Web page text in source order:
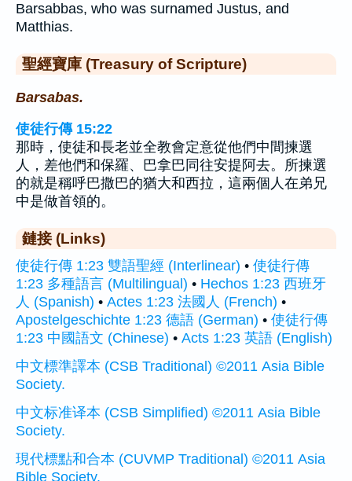
Barsabbas, who was surnamed Justus, and
Matthias.
聖經寶庫 (Treasury of Scripture)
Barsabas.
使徒行傳 15:22
那時，使徒和長老並全教會定意從他們中間揀選
人，差他們和保羅、巴拿巴同往安提阿去。所揀選
的就是稱呼巴撒巴的猶大和西拉，這兩個人在弟兄
中是做首領的。
鏈接 (Links)
使徒行傳 1:23 雙語聖經 (Interlinear) • 使徒行傳
1:23 多種語言 (Multilingual) • Hechos 1:23 西班牙
人 (Spanish) • Actes 1:23 法國人 (French) •
Apostelgeschichte 1:23 德語 (German) • 使徒行傳
1:23 中國語文 (Chinese) • Acts 1:23 英語 (English)
中文標準譯本 (CSB Traditional) ©2011 Asia Bible
Society.
中文标准译本 (CSB Simplified) ©2011 Asia Bible
Society.
現代標點和合本 (CUVMP Traditional) ©2011 Asia
Bible Society.